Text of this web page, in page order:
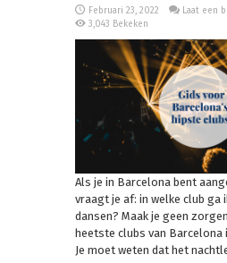
Februari 23, 2022
Laat een
3,043 Bekeken
Als je in Barcelona bent
vraagt je af: in welke club ga
dansen? Maak je geen
heetste clubs van Barcelona
Je moet weten dat het